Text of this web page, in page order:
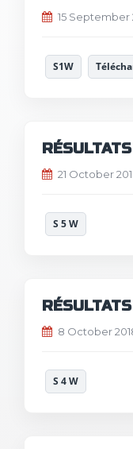
15 September
S1W
21 October
S 5 W
8 October
S 4 W